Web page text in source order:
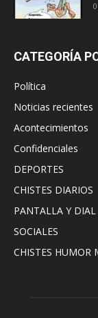
CATEGORÍA
Política
Noticias recientes
Acontecimientos
Confidenciales
DEPORTES
CHISTES DIARIOS
PANTALLA Y DIAL
SOCIALES
CHISTES HUMOR